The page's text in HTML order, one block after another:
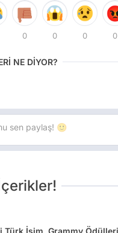
0 0 0 0
NE DİYOR?
Türk İsim, Grammy